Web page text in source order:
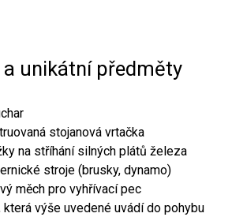
unikátní předměty
stojanová vrtačka
na stříhání silných plátů železa
stroje (brusky, dynamo)
měch pro vyhřívací pec
výše uvedené uvádí do pohybu